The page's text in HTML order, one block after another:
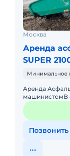
Москва
Аренда
SUPER
Минимальное
Apeнда
машинистомВ
топливом
документами
Позвонить